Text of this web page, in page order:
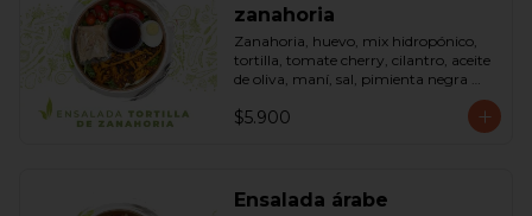
zanahoria
Zanahoria, huevo, mix hidropónico,
tortilla, tomate cherry, cilantro, aceite
de oliva, maní, sal, pimienta negra
soya, azúcar, limón, aceite de sésamo
$5.900
Ensalada árabe